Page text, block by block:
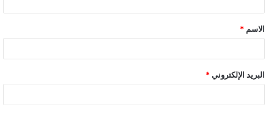
ق
*
الاسم *
البريد الإلكتروني *